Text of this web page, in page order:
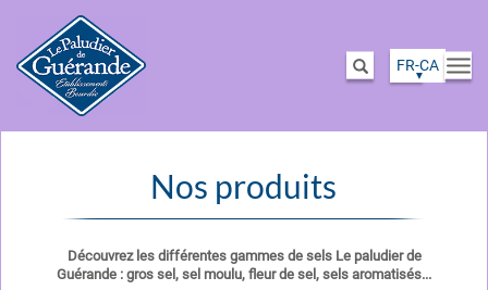
FR-CA
Search
Nos produits
Découvrez les différentes gammes de sels Le paludier de
Guérande : gros sel, sel moulu, fleur de sel, sels aromatisés...